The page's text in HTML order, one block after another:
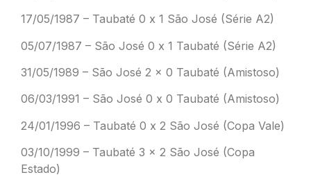
17/05/1987 – Taubaté 0 x 1 São José (Série A2)
05/07/1987 – São José 0 x 1 Taubaté (Série A2)
31/05/1989 – São José 2 x 0 Taubaté (Amistoso)
06/03/1991 – São José 0 x 0 Taubaté (Amistoso)
24/01/1996 – Taubaté 0 x 2 São José (Copa Vale)
03/10/1999 – Taubaté 3 x 2 São José (Copa
Estado)